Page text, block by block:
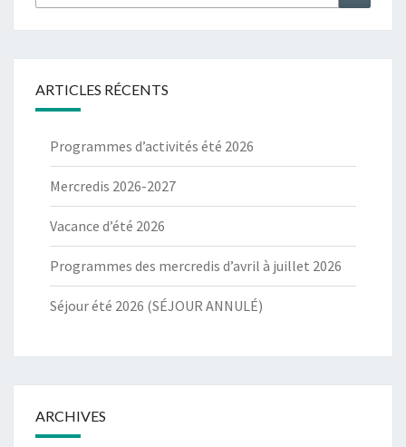
ARTICLES RÉCENTS
Programmes d’activités été 2026
Mercredis 2026-2027
Vacance d’été 2026
Programmes des mercredis d’avril à juillet 2026
Séjour été 2026 (SÉJOUR ANNULÉ)
ARCHIVES